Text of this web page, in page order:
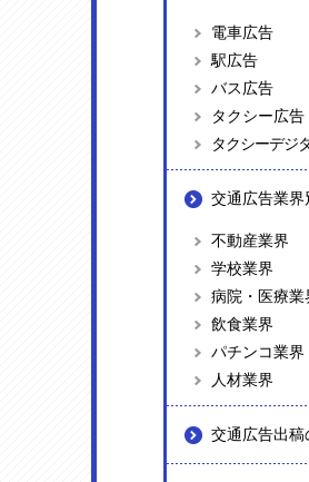
電車広告
駅広告
バス広告
タクシー広告
タクシーデジ
交通広告業界
不動産業界
学校業界
病院・医療業
飲食業界
パチンコ業界
人材業界
交通広告出稿